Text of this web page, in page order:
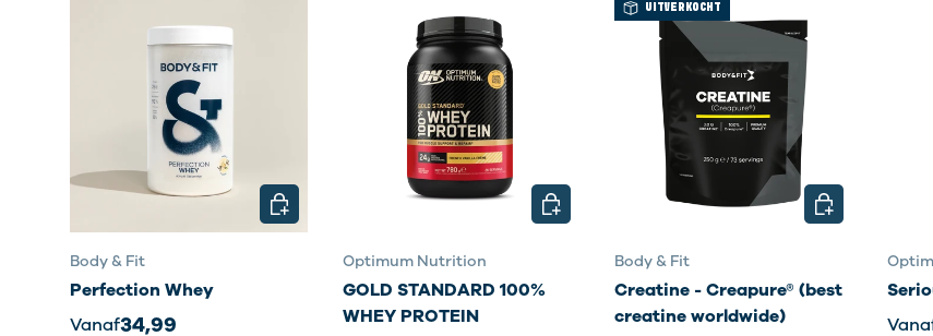
Body & Fit
Perfection Whey
Vanaf34,99
KIES MOGELIJKHEDEN
Optimum Nutrition
GOLD STANDARD 100%
WHEY PROTEIN
KIES MOGELIJKHEDEN
UITVERKOCHT
Body & Fit
Creatine - Creapure® (best
creatine worldwide)
KIES